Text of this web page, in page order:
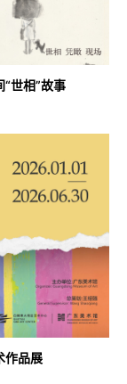
世相”故事
作品展